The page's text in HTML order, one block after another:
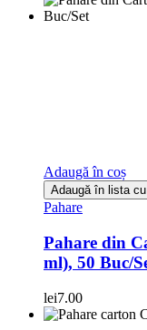
Adaugă în coș
Adaugă în lista
Pahare
Pahare din
ml), 50 Buc/
lei7.00